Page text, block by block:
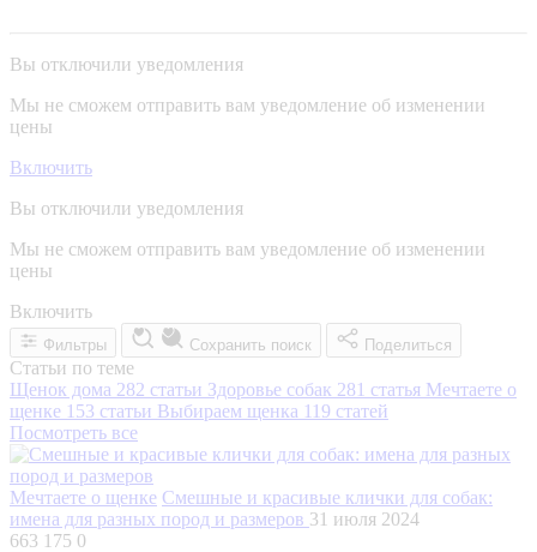
Вы отключили уведомления
Мы не сможем отправить вам уведомление об изменении
цены
Включить
Вы отключили уведомления
Мы не сможем отправить вам уведомление об изменении
цены
Включить
Фильтры Сохранить поиск Поделиться
Статьи по теме
Щенок дома 282 статьи Здоровье собак 281 статья Мечтаете о
щенке 153 статьи Выбираем щенка 119 статей
Посмотреть все
Мечтаете о щенке Смешные и красивые клички для собак:
имена для разных пород и размеров 31 июля 2024
663 175 0